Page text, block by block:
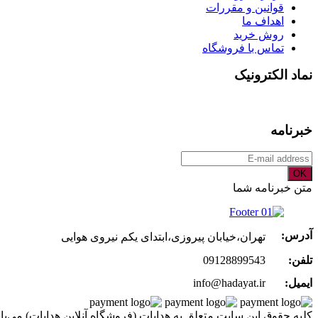
قوانین و مقررات
اهداف ما
روش خرید
تماس با فروشگاه
نماد الکترونیک
خبرنامه
OK
متن خبرنامه شما
آدرس:
تهران،خیابان پیروزی،ابتدای یکم نیروی هوایی
تلفن:
09128899543
ایمیل:
info@hadayat.ir